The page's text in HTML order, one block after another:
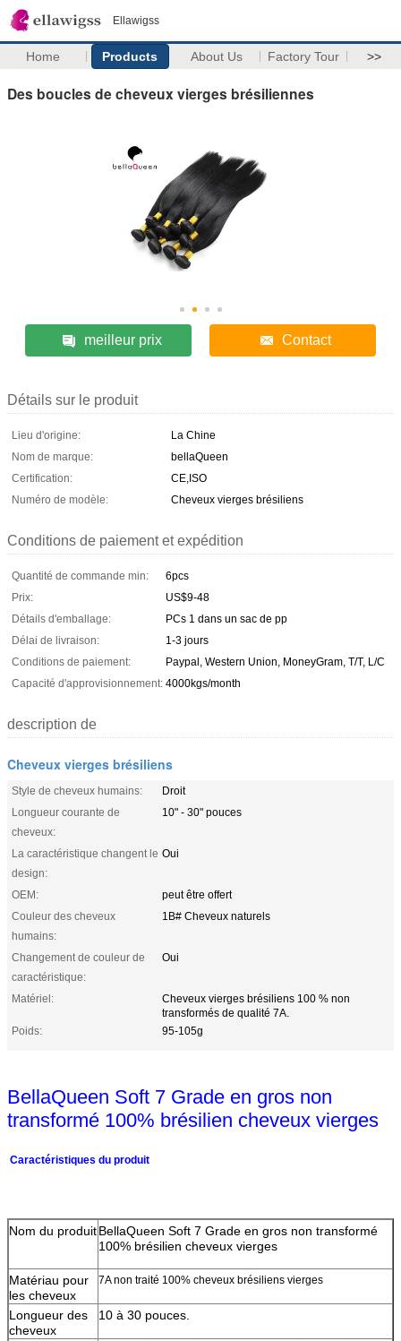
Ellawigss
Home Products About Us Factory Tour >>
Des boucles de cheveux vierges brésiliennes
meilleur prix Contact
Détails sur le produit
Lieu d'origine:
La Chine
Nom de marque:
bellaQueen
Certification:
CE,ISO
Numéro de modèle:
Cheveux vierges brésiliens
Conditions de paiement et expédition
Quantité de commande min:
6pcs
Prix:
US$9-48
Détails d'emballage:
PCs 1 dans un sac de pp
Délai de livraison:
1-3 jours
Conditions de paiement:
Paypal, Western Union, MoneyGram, T/T, L/C
Capacité d'approvisionnement: 4000kgs/month
description de
Cheveux vierges brésiliens
Style de cheveux humains:
Droit
Longueur courante de
cheveux:
10" - 30" pouces
La caractéristique changent le
design:
Oui
OEM:
peut être offert
Couleur des cheveux
humains:
1B# Cheveux naturels
Changement de couleur de
caractéristique:
Oui
Matériel:
Cheveux vierges brésiliens 100 % non
transformés de qualité 7A.
Poids:
95-105g
BellaQueen Soft 7 Grade en gros non
transformé 100% brésilien cheveux vierges
Caractéristiques du produit
Nom du produitBellaQueen Soft 7 Grade en gros non transformé
100% brésilien cheveux vierges
Matériau pour
les cheveux
7A non traité 100% cheveux brésiliens vierges
Longueur des
cheveux
10 à 30 pouces.